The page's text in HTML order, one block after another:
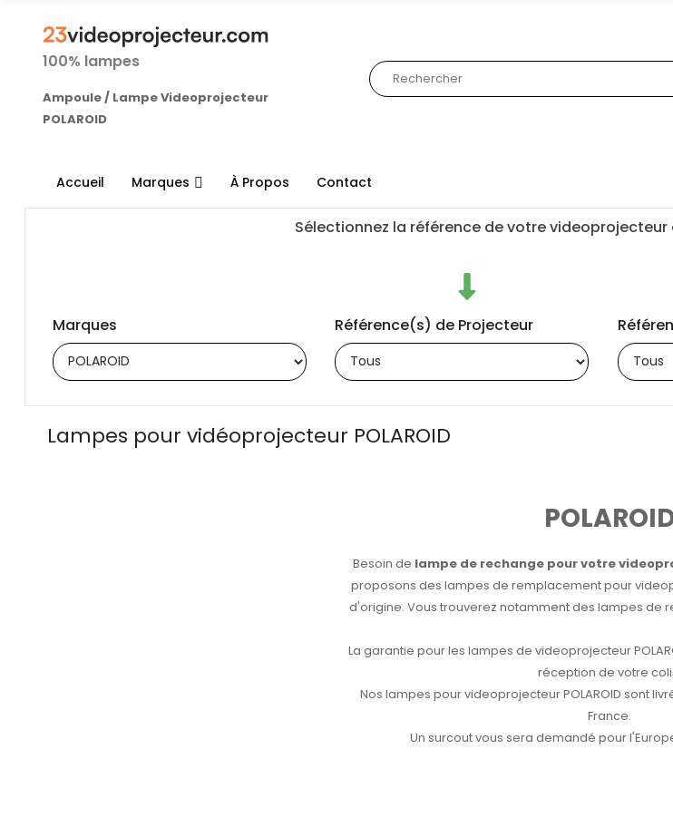
100% lampes
Ampoule / Lampe Videoprojecteur
POLAROID
Accueil Marques À Propos Contact
Sélectionnez la référence de votre
Marques Référence(s) de Projecteur
Lampes pour vidéoprojecteur POLAROID
Besoin de lampe de rechange pour votre
proposons des lampes de remplacement pour
d'origine. Vous trouverez notamment des lampes de
La garantie pour les lampes de videoprojecteur
réception de votre
Nos lampes pour videoprojecteur POLAROID sont
France.
Un surcout vous sera demandé pour